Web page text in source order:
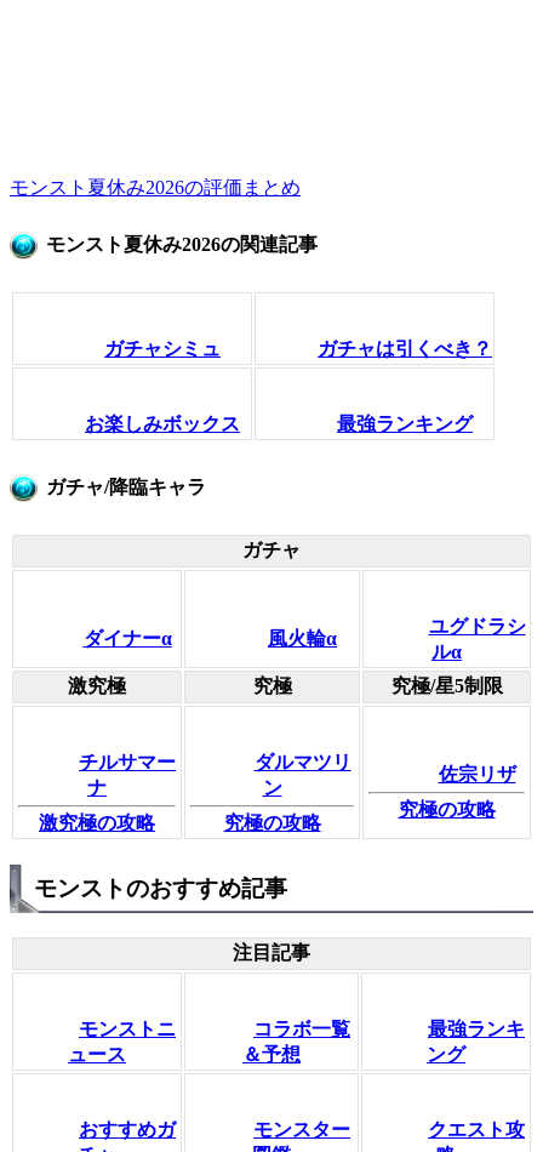
モンスト夏休み2026の評価まとめ
モンスト夏休み2026の関連記事
ガチャシミュ ガチャは引くべき？
お楽しみボックス 最強ランキング
ガチャ/降臨キャラ
ガチャ
ダイナーα 風火輪α
ユグドラシ
ルα
激究極
究極 究極/星5制限
チルサマー
ナ
激究極の攻略
ダルマツリ
ン
究極の攻略
佐宗リザ
究極の攻略
モンストのおすすめ記事
注目記事
モンストニ
ュース
コラボ一覧
＆予想
最強ランキ
ング
おすすめガ
モンスター
クエスト攻